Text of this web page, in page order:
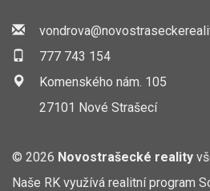
777 743 154
Komenského nám. 105
27101 Nové Strašecí
© 2026 Novostrašecké reality
Naše RK využívá realitní program